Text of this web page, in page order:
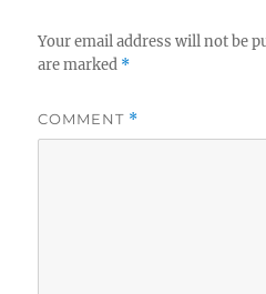
Your email address will not be
are marked *
COMMENT *